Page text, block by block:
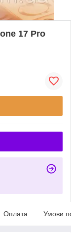
17 Pro
Оплата Умови